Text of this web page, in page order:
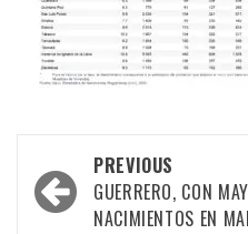
Post
navigation
PREVIOUS
GUERRERO, CON
NACIMIENTOS EN